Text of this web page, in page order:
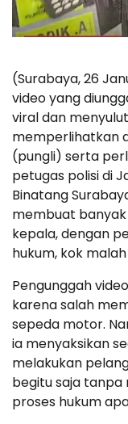
(Surabaya, 26
video yang
viral dan
memperlihatkan
(pungli) serta
petugas polisi di
Binatang
membuat
kepala, dengan
hukum, kok
Pengunggah
karena salah
sepeda motor.
ia menyaksikan
melakukan
begitu saja
proses hukum